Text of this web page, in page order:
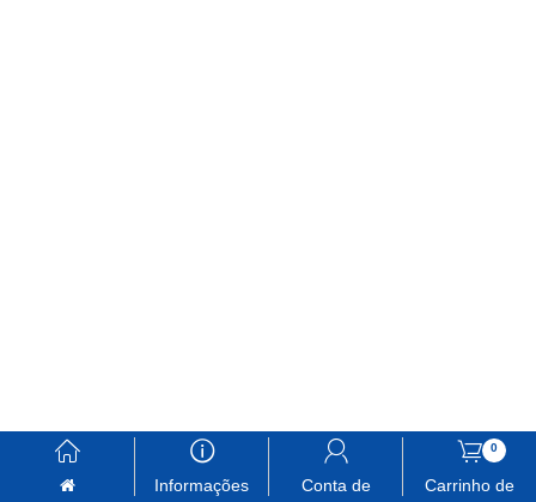
󰃱 󰈢
Informações
󰃳
Conta de
0
󰃦
Carrinho de